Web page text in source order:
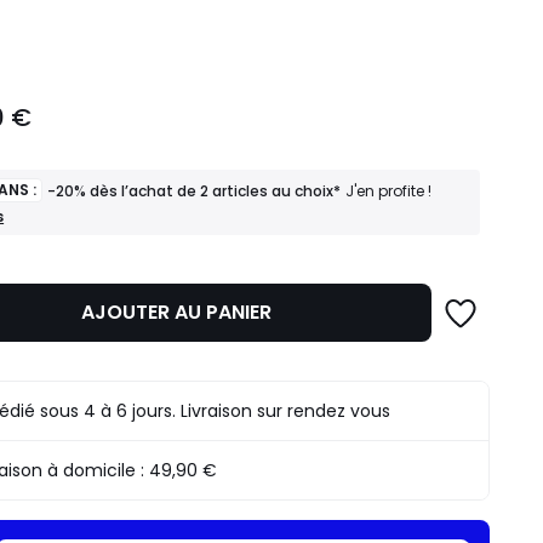
€
: -20% dès l’achat de 2 articles au choix* J'en profite !
AJOUTER AU PANIER
sous 4 à 6 jours. Livraison sur rendez vous
à domicile : 49,90 €